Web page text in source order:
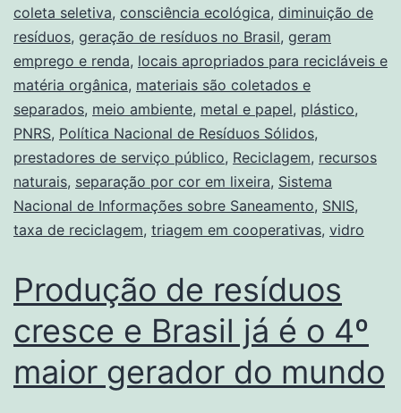
coleta seletiva, consciência ecológica, diminuição de
resíduos, geração de resíduos no Brasil, geram
emprego e renda, locais apropriados para recicláveis e
matéria orgânica, materiais são coletados e
separados, meio ambiente, metal e papel, plástico,
PNRS, Política Nacional de Resíduos Sólidos,
prestadores de serviço público, Reciclagem, recursos
naturais, separação por cor em lixeira, Sistema
Nacional de Informações sobre Saneamento, SNIS,
taxa de reciclagem, triagem em cooperativas, vidro
Produção de resíduos
cresce e Brasil já é o 4º
maior gerador do mundo